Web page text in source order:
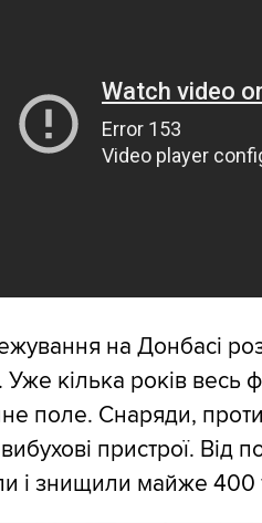
на Донбасі
Уже кілька років
поле. Снаряди,
пристрої. Від
і знищили майже 400